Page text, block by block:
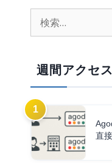
週間アクセ
直